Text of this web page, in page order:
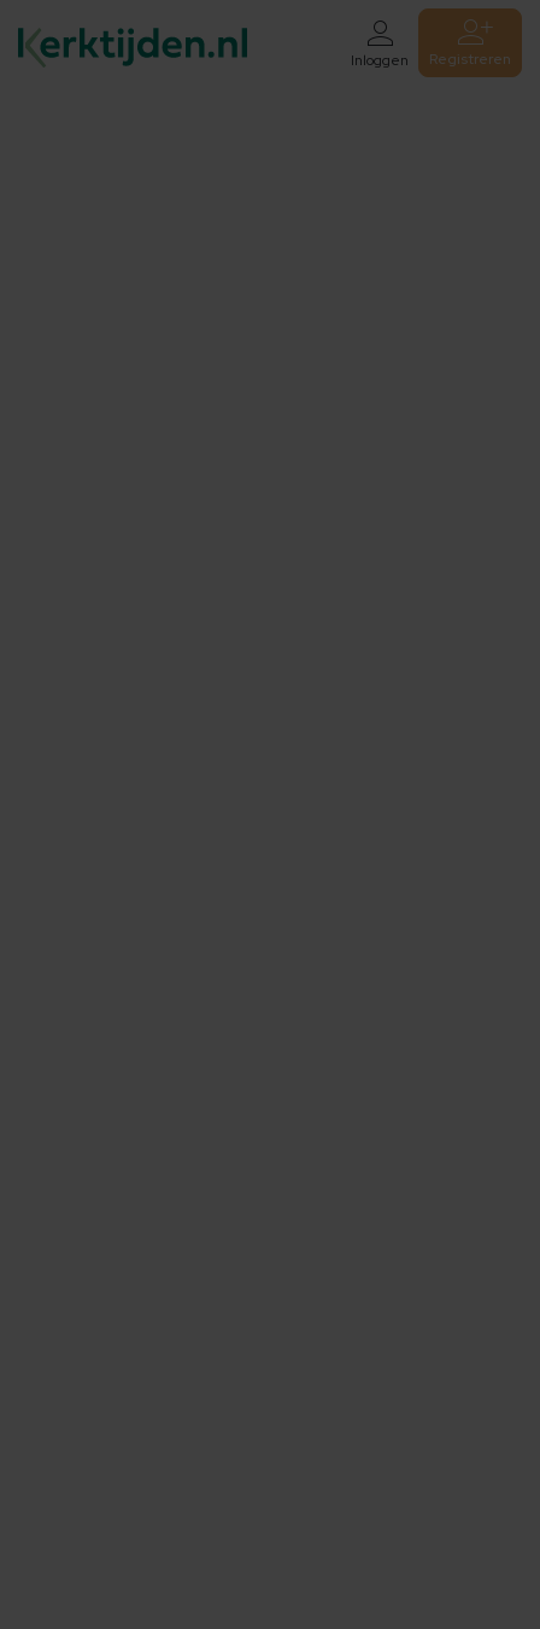
Inloggen Registreren